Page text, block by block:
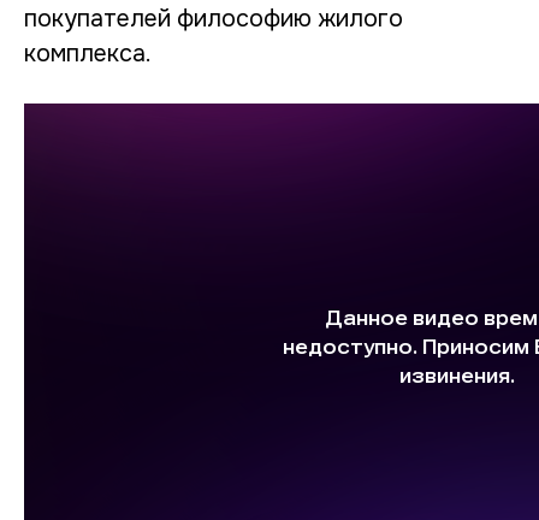
покупателей философию жилого
комплекса.